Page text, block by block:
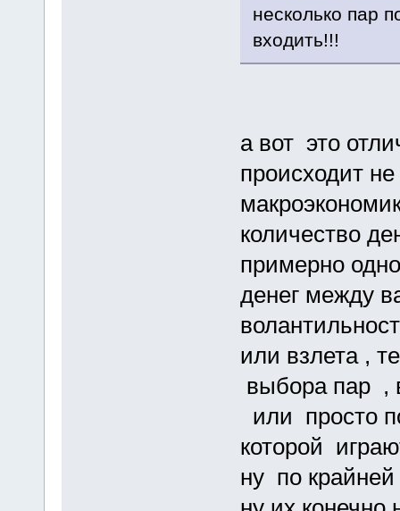
несколько пар
входить!!!
а вот это
происходит
количество
примерно
денег между
или взлета ,
выбора пар ,
или просто
которой
ну по